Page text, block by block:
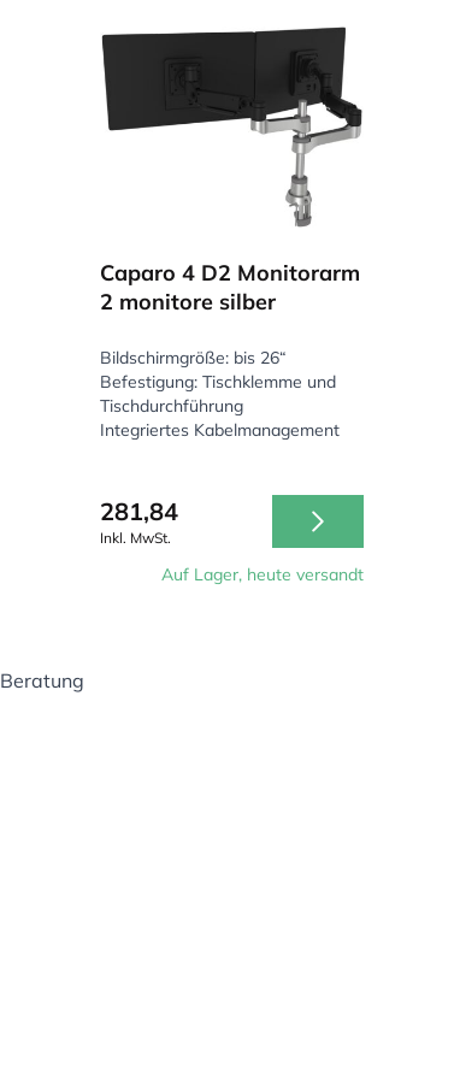
Caparo 4 D2 Monitorarm
2 monitore silber
Bildschirmgröße: bis 26“
Befestigung: Tischklemme und
Tischdurchführung
Integriertes Kabelmanagement
281,84
Inkl. MwSt.
Auf Lager, heute versandt
Beratung